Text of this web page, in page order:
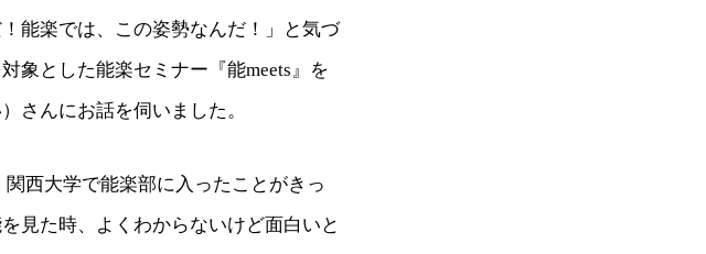
能楽では、この姿勢なんだ！」と気づ
象とした能楽セミナー『能meets』を
さんにお話を伺いました。
西大学で能楽部に入ったことがきっ
見た時、よくわからないけど面白いと